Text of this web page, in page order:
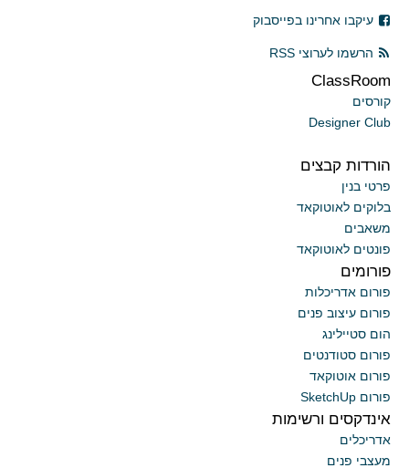
עיקבו אחרינו בפייסבוק
הרשמו לערוצי RSS
ClassRoom
קורסים
Designer Club
הורדות קבצים
פרטי בנין
בלוקים לאוטוקאד
משאבים
פונטים לאוטוקאד
פורומים
פורום אדריכלות
פורום עיצוב פנים
הום סטיילינג
פורום סטודנטים
פורום אוטוקאד
פורום SketchUp
אינדקסים ורשימות
אדריכלים
מעצבי פנים